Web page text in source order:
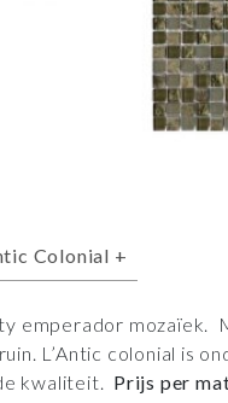
Colonial +
emperador mozaïek.
L’Antic colonial is
kwaliteit. Prijs per